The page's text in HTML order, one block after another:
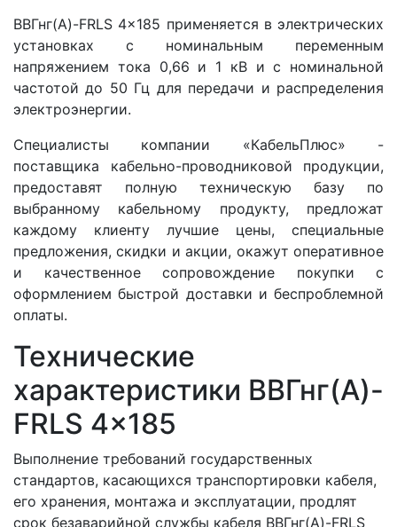
ВВГнг(A)-FRLS 4x185 применяется в электрических
установках с номинальным переменным
напряжением тока 0,66 и 1 кВ и с номинальной
частотой до 50 Гц для передачи и распределения
электроэнергии.
Специалисты компании «КабельПлюс» -
поставщика кабельно-проводниковой продукции,
предоставят полную техническую базу по
выбранному кабельному продукту, предложат
каждому клиенту лучшие цены, специальные
предложения, скидки и акции, окажут оперативное
и качественное сопровождение покупки с
оформлением быстрой доставки и беспроблемной
оплаты.
Технические
характеристики ВВГнг(A)-
FRLS 4x185
Выполнение требований государственных
стандартов, касающихся транспортировки кабеля,
его хранения, монтажа и эксплуатации, продлят
срок безаварийной службы кабеля ВВГнг(A)-FRLS